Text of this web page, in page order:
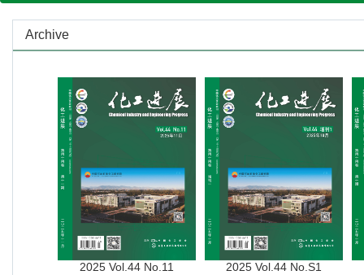
Archive
2025 Vol.44 No.11 2025 Vol.44 No.S1